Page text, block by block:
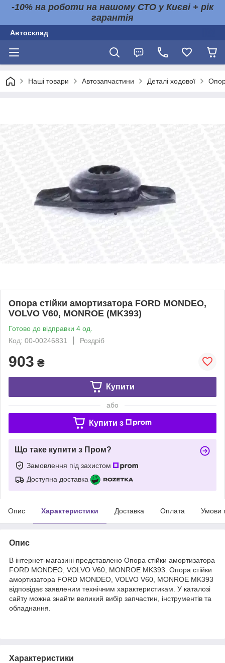
-10% на роботи на нашому СТО у Києві + рік
гарантія
Автосклад
Наші товари Автозапчастини Деталі ходової
Опора стійки амортизатора FORD MONDEO,
VOLVO V60, MONROE (MK393)
Готово до відправки 4 од.
Код: 00-00246831
Роздріб
903 ₴
Купити
або
Купити з
Що таке купити з Пром?
Замовлення під захистом
Доступна доставка
Опис Характеристики Доставка Оплата Умови
Опис
В інтернет-магазині представлено Опора стійки амортизатора
FORD MONDEO, VOLVO V60, MONROE MK393. Опора стійки
амортизатора FORD MONDEO, VOLVO V60, MONROE MK393
відповідає заявленим технічним характеристикам. У каталозі
сайту можна знайти великий вибір запчастин, інструментів та
обладнання.
Характеристики